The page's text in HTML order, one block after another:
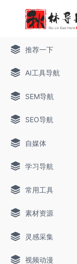
推荐一下
AI工具导航
SEM导航
SEO导航
自媒体
学习导航
常用工具
素材资源
灵感采集
视频动漫